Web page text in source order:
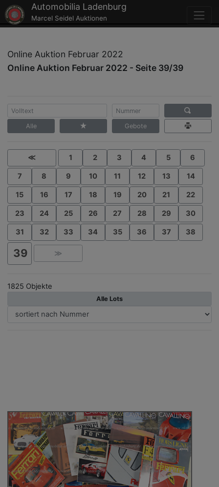
Automobilia Ladenburg
Marcel Seidel Auktionen
Online Auktion Februar 2022
Online Auktion Februar 2022 - Seite 39/39
Alle Gebote
≪ 1 2 3 4 5 6
7 8 9 10 11 12 13 14
15 16 17 18 19 20 21 22
23 24 25 26 27 28 29 30
31 32 33 34 35 36 37 38
39 ≫
1825 Objekte
Alle Lots